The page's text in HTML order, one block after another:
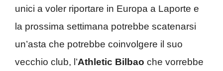
unici a voler riportare in Europa a Laporte e
la prossima settimana potrebbe scatenarsi
un’asta che potrebbe coinvolgere il suo
vecchio club, l’Athletic Bilbao che vorrebbe